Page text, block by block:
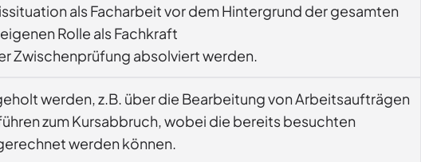
als Facharbeit vor dem Hintergrund der gesamten
Rolle als Fachkraft
Zwischenprüfung absolviert werden.
werden, z.B. über die Bearbeitung von Arbeitsaufträgen
zum Kursabbruch, wobei die bereits besuchten
werden können.